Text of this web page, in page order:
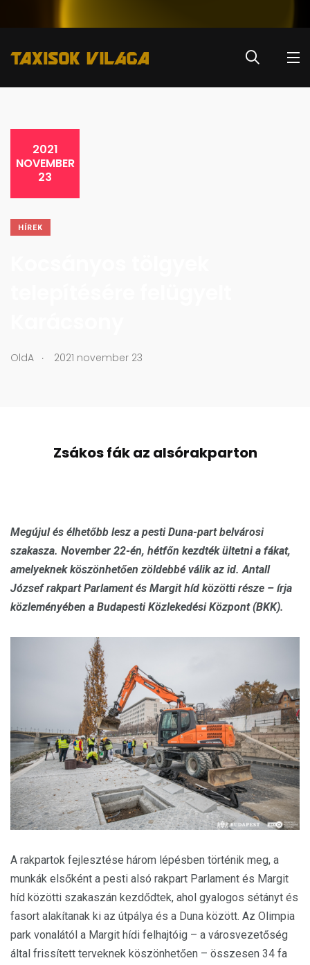
2021
NOVEMBER
23
HÍREK
OldA . 2021 november 23
Zsákos fák az alsórakparton
Megújul és élhetőbb lesz a pesti Duna-part belvárosi
szakasza. November 22-én, hétfőn kezdték ültetni a fákat,
amelyeknek köszönhetően zöldebbé válik az id. Antall
József rakpart Parlament és Margit híd közötti része – írja
közleményében a Budapesti Közlekedési Központ (BKK).
A rakpartok fejlesztése három lépésben történik meg, a
munkák elsőként a pesti alsó rakpart Parlament és Margit
híd közötti szakaszán kezdődtek, ahol gyalogos sétányt és
fasort alakítanak ki az útpálya és a Duna között. Az Olimpia
park vonalától a Margit hídi felhajtóig – a városvezetőség
által frissített terveknek köszönhetően – összesen 34 fa